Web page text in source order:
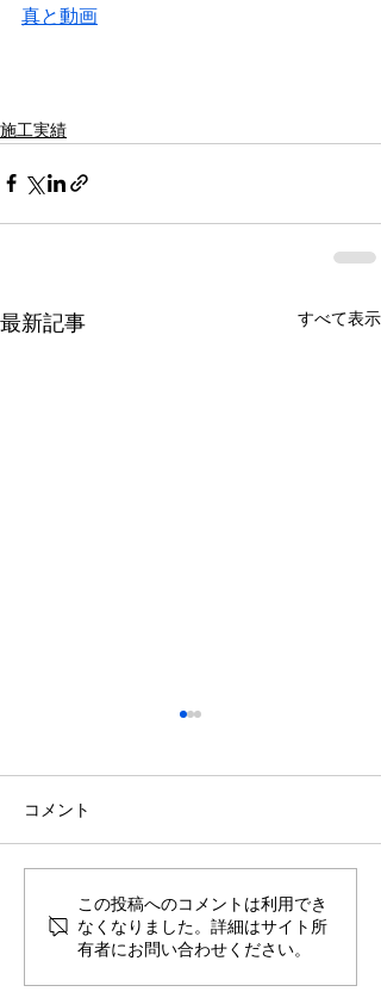
真と動画
施工実績
最新記事 すべて表示
築22年マンション｜水ま
わりと内装を一新したリ
フォーム
コメント
この投稿へのコメントは利用でき
なくなりました。詳細はサイト所
有者にお問い合わせください。